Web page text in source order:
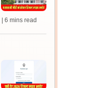
| 6 mins read